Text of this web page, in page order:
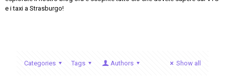
e i taxi a Strasburgo!
Categories Tags Authors Show all